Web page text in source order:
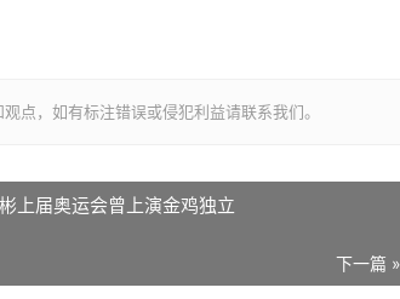
点，如有标注错误或侵犯利益请联系我们。
上届奥运会曾上演金鸡独立
下一篇 »